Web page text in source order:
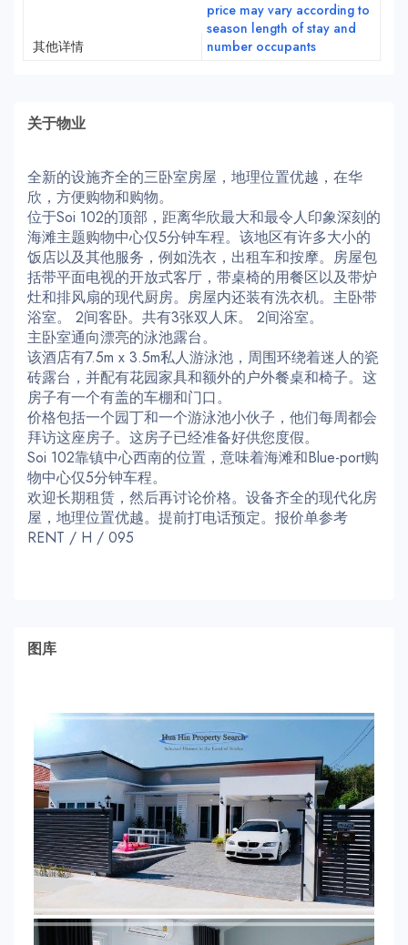
其他详情
price may vary according to
season length of stay and
number occupants
关于物业
全新的设施齐全的三卧室房屋，地理位置优越，在华
欣，方便购物和购物。
位于Soi 102的顶部，距离华欣最大和最令人印象深刻的
海滩主题购物中心仅5分钟车程。该地区有许多大小的
饭店以及其他服务，例如洗衣，出租车和按摩。房屋包
括带平面电视的开放式客厅，带桌椅的用餐区以及带炉
灶和排风扇的现代厨房。房屋内还装有洗衣机。主卧带
浴室。 2间客卧。共有3张双人床。 2间浴室。
主卧室通向漂亮的泳池露台。
该酒店有7.5m x 3.5m私人游泳池，周围环绕着迷人的瓷
砖露台，并配有花园家具和额外的户外餐桌和椅子。这
房子有一个有盖的车棚和门口。
价格包括一个园丁和一个游泳池小伙子，他们每周都会
拜访这座房子。这房子已经准备好供您度假。
Soi 102靠镇中心西南的位置，意味着海滩和Blue-port购
物中心仅5分钟车程。
欢迎长期租赁，然后再讨论价格。设备齐全的现代化房
屋，地理位置优越。提前打电话预定。报价单参考
RENT / H / 095
图库